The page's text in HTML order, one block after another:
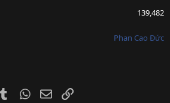
139,482
Phan Cao Đức
TumblrWhatsApp
EmailLink